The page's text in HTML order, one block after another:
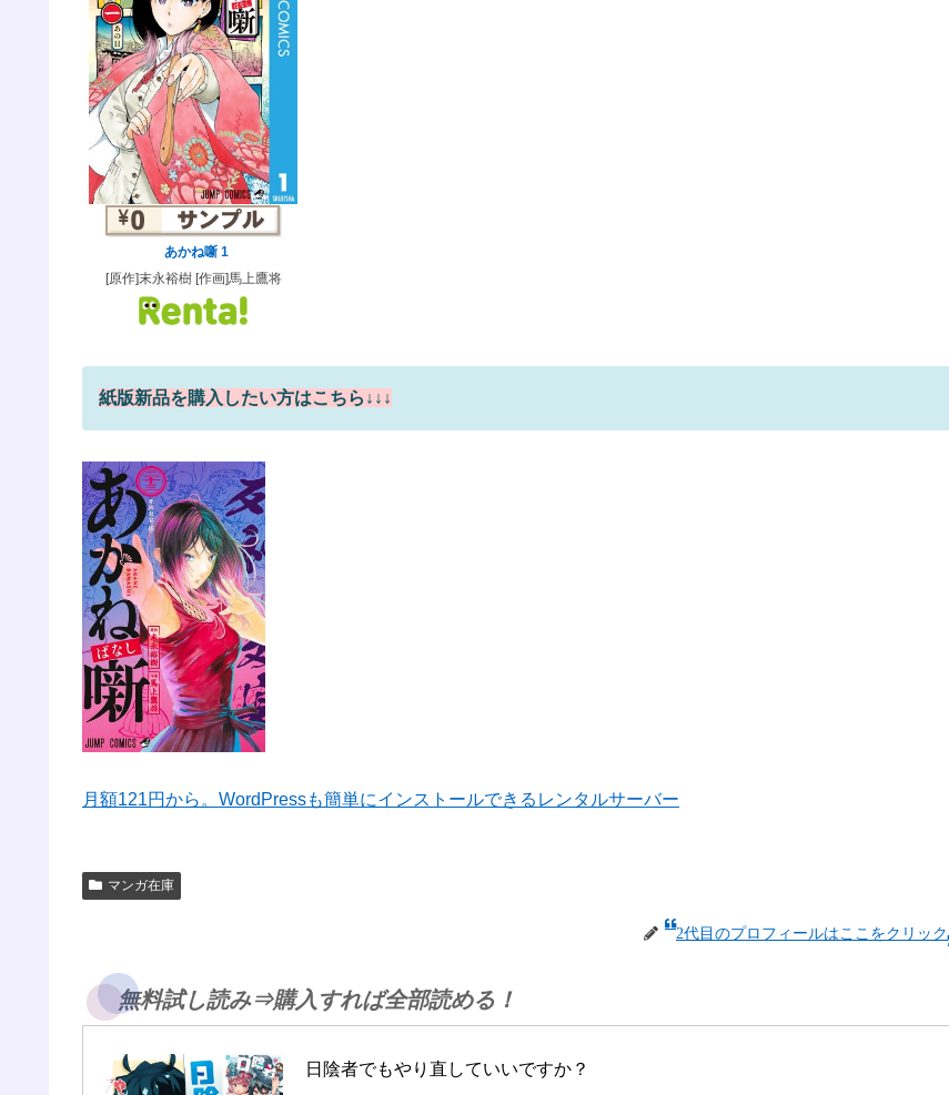
あかね噺 1
[原作]末永裕樹 [作画]馬上鷹将
紙版新品を購入したい方はこちら↓↓↓
月額121円から。WordPressも簡単にインストールできるレンタルサーバー
マンガ在庫
2代目のプロフィールはここをクリック
無料試し読み⇒購入すれば全部読める！
日陰者でもやり直していいですか？